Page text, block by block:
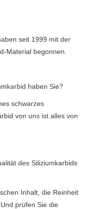
seit 1999 mit der
Material begonnen.
haben Sie?
schwarzes
von uns ist alles von
des Siliziumkarbids
Inhalt, die Reinheit
Und prüfen Sie die